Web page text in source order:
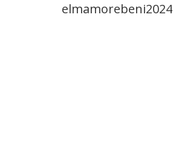
elmamorebeni2024